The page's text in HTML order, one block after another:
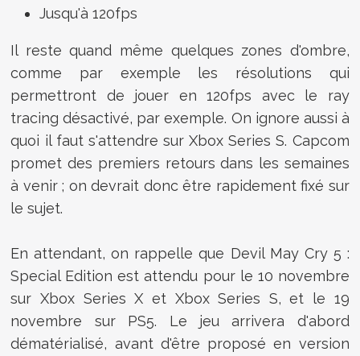
Jusqu'à 120fps
Il reste quand même quelques zones d'ombre,
comme par exemple les résolutions qui
permettront de jouer en 120fps avec le ray
tracing désactivé, par exemple. On ignore aussi à
quoi il faut s'attendre sur Xbox Series S. Capcom
promet des premiers retours dans les semaines
à venir ; on devrait donc être rapidement fixé sur
le sujet.
En attendant, on rappelle que Devil May Cry 5 :
Special Edition est attendu pour le 10 novembre
sur Xbox Series X et Xbox Series S, et le 19
novembre sur PS5. Le jeu arrivera d'abord
dématérialisé, avant d'être proposé en version